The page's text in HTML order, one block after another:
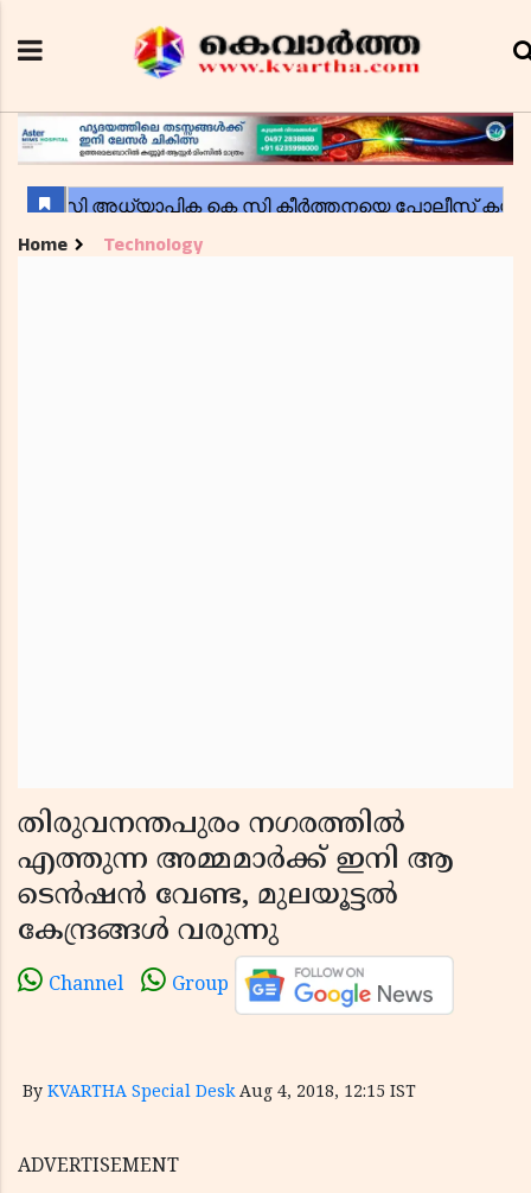
Home Technology
തിരുവനന്തപുരം നഗരത്തില്‍
എത്തുന്ന അമ്മമാര്‍ക്ക് ഇനി ആ
ടെന്‍ഷന്‍ വേണ്ട, മുലയൂട്ടല്‍
കേന്ദ്രങ്ങള്‍ വരുന്നു
Channel Group
By KVARTHA Special Desk Aug 4, 2018, 12:15 IST
ADVERTISEMENT